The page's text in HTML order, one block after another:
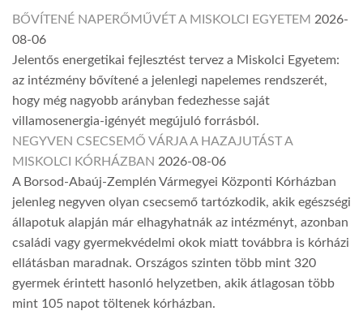
BŐVÍTENÉ NAPERŐMŰVÉT A MISKOLCI EGYETEM 2026-
08-06
Jelentős energetikai fejlesztést tervez a Miskolci Egyetem:
az intézmény bővítené a jelenlegi napelemes rendszerét,
hogy még nagyobb arányban fedezhesse saját
villamosenergia-igényét megújuló forrásból.
NEGYVEN CSECSEMŐ VÁRJA A HAZAJUTÁST A
MISKOLCI KÓRHÁZBAN 2026-08-06
A Borsod-Abaúj-Zemplén Vármegyei Központi Kórházban
jelenleg negyven olyan csecsemő tartózkodik, akik egészségi
állapotuk alapján már elhagyhatnák az intézményt, azonban
családi vagy gyermekvédelmi okok miatt továbbra is kórházi
ellátásban maradnak. Országos szinten több mint 320
gyermek érintett hasonló helyzetben, akik átlagosan több
mint 105 napot töltenek kórházban.